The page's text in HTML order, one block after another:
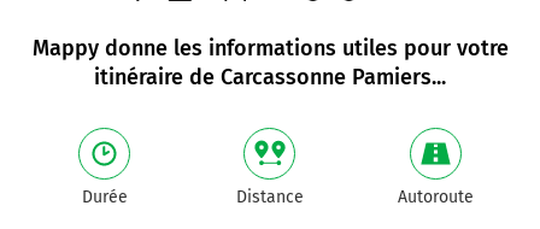
Mappy donne les informations utiles pour votre
itinéraire de Carcassonne Pamiers...
Durée Distance Autoroute